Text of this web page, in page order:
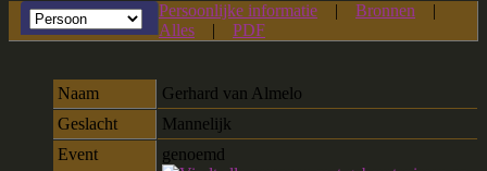
Persoonlijke informatie | Bronnen |
Alles | PDF
Naam Gerhard van Almelo
Geslacht
Mannelijk
Event
genoemd